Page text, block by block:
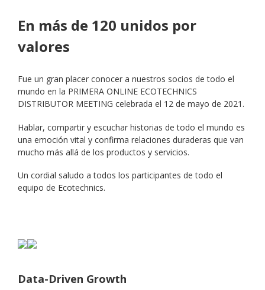
En más de 120 unidos por
valores
Fue un gran placer conocer a nuestros socios de todo el
mundo en la PRIMERA ONLINE ECOTECHNICS
DISTRIBUTOR MEETING celebrada el 12 de mayo de 2021.
Hablar, compartir y escuchar historias de todo el mundo es
una emoción vital y confirma relaciones duraderas que van
mucho más allá de los productos y servicios.
Un cordial saludo a todos los participantes de todo el
equipo de Ecotechnics.
Data-Driven Growth